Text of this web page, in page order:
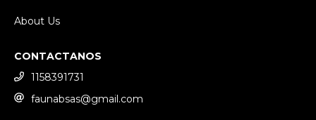
About Us
CONTACTANOS
1158391731
faunabsas@gmail.com